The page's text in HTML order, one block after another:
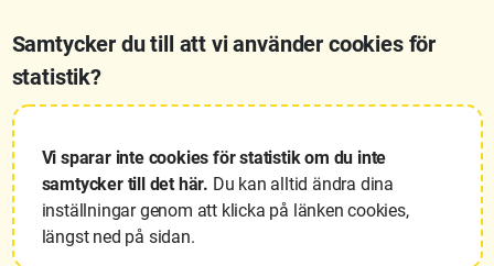
Samtycker du till att vi använder cookies för
statistik?
Vi sparar inte cookies för statistik om du inte
samtycker till det här. Du kan alltid ändra dina
inställningar genom att klicka på länken cookies,
längst ned på sidan.
Lantmäteriet är den myndighet som kartlägger Sverige. Till våra
uppgifter hör också att registrera och säkra ägandet av alla fastigheter
samt hantera deras gränser. Vi tillhör Landsbygds- och
infrastrukturdepartementet.
Läs mer om Lantmäteriet